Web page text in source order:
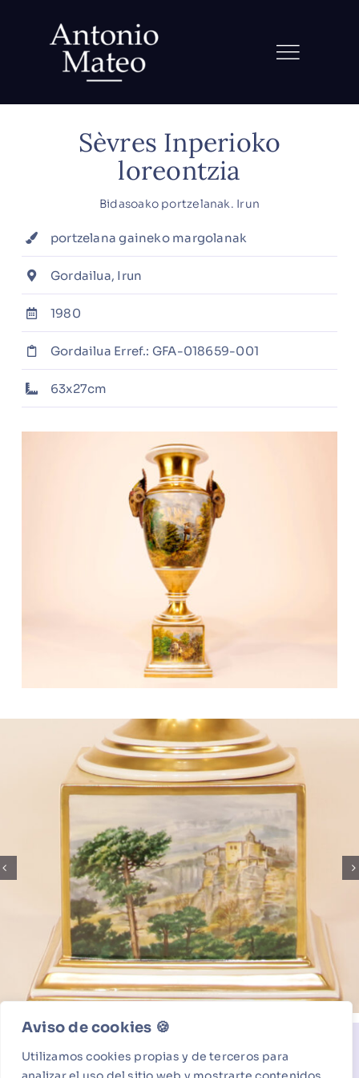
Aviso de cookies 🍪​
Utilizamos cookies propias y de terceros para
Sèvres Inperioko
loreontzia
Bidasoako portzelanak. Irun
portzelana gaineko margolanak
Gordailua, Irun
1980
Gordailua Erref.: GFA-018659-001
63x27cm
Itzuli portzelanara